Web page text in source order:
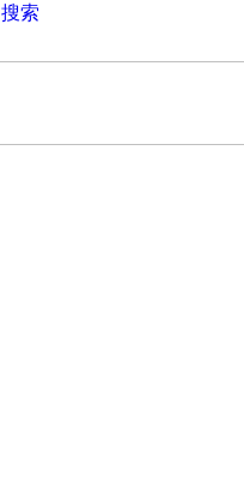
搜索